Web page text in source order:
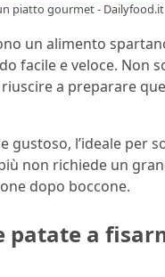
piatto gourmet - Dailyfood.it
un alimento
facile e veloce. Non
a preparare
gustoso, l’ideale per
non richiede un
dopo boccone.
patate a